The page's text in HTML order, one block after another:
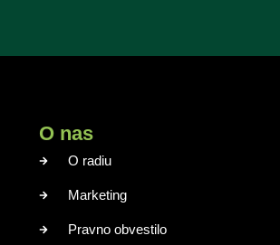
O nas
O radiu
Marketing
Pravno obvestilo